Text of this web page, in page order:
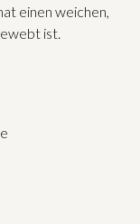
einen weichen,
ist.